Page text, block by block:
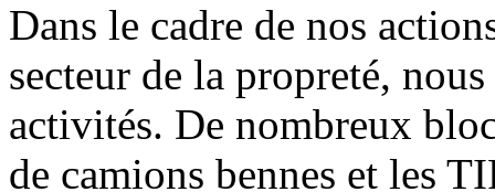
Dans le cadre de nos
secteur de la propreté,
activités. De nombreux
de camions bennes et les